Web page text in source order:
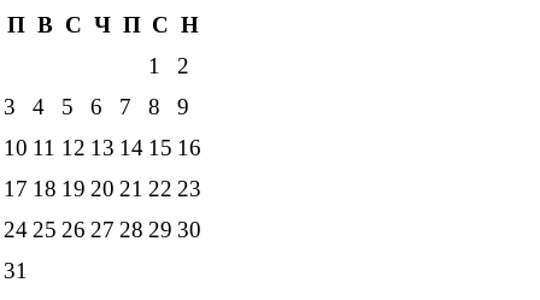
П В С Ч П С Н
1
2
3
4 5 6 7 8
9
10 11 12 13 14 15 16
17 18 19 20 21 22 23
2425 26 27 28 29 30
31